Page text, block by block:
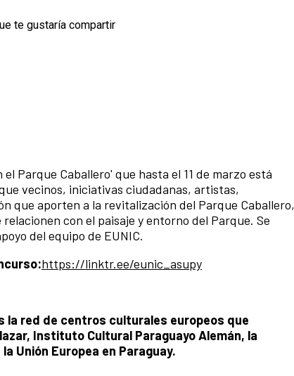
Parque Caballero' que hasta el 11 de marzo está
vecinos, iniciativas ciudadanas, artistas,
que aporten a la revitalización del Parque Caballero,
con el paisaje y entorno del Parque. Se
del equipo de EUNIC.
https://linktr.ee/eunic_asupy
la red de centros culturales europeos que
Instituto Cultural Paraguayo Alemán, la
Unión Europea en Paraguay.